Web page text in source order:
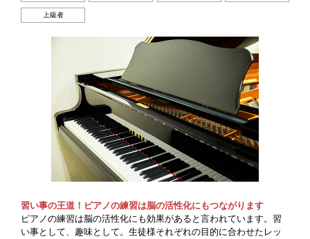
上級者
習い事の王道！ピアノの練習は脳の活性化にもつながります
ピアノの練習は脳の活性化にも効果があると言われています。習
い事として、趣味として。生徒様それぞれの目的に合わせたレッ